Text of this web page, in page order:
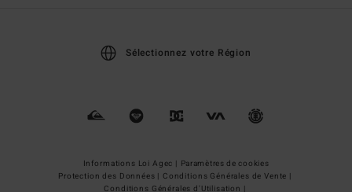
Sélectionnez votre Région
Informations Loi Agec | Paramètres de cookies
Protection des Données | Conditions Générales de Vente |
Conditions Générales d'Utilisation |